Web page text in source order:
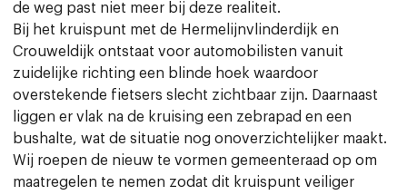
de weg past niet meer bij deze realiteit.
Bij het kruispunt met de Hermelijnvlinderdijk en
Crouweldijk ontstaat voor automobilisten vanuit
zuidelijke richting een blinde hoek waardoor
overstekende fietsers slecht zichtbaar zijn. Daarnaast
liggen er vlak na de kruising een zebrapad en een
bushalte, wat de situatie nog onoverzichtelijker maakt.
Wij roepen de nieuw te vormen gemeenteraad op om
maatregelen te nemen zodat dit kruispunt veiliger